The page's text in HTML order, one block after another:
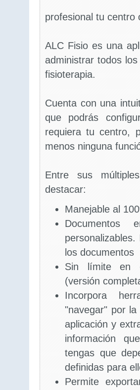
profesional tu centro
ALC Fisio es una
administrar todos
fisioterapia.
Cuenta con una
que podrás
requiera tu centro,
menos ninguna
Entre sus
destacar:
Manejable al
Documentos
los documentos
Sin límite en
(versión
Incorpora
"navegar" por
aplicación y
información
tengas que
definidas para
Permite